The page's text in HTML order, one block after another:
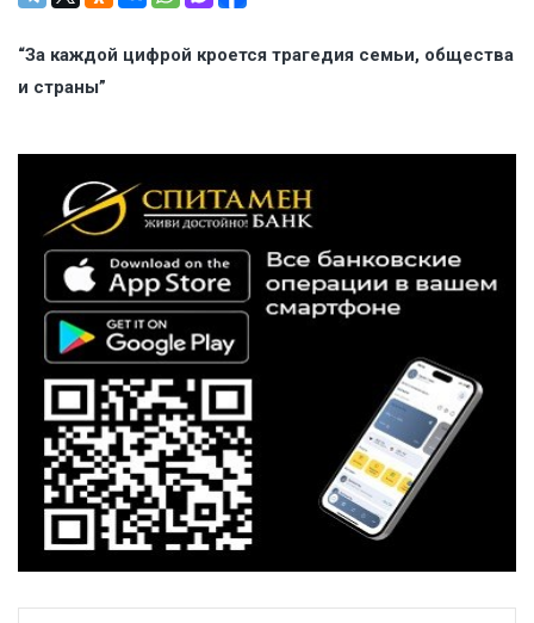
“За каждой цифрой кроется трагедия семьи, общества
и страны”